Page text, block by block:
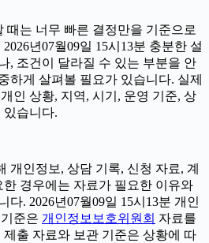
때는 너무 빠른 결정만을 기준으로
년07월09일 15시13분 충분한 설
, 조건이 달라질 수 있는 부분을 안
하게 살펴볼 필요가 있습니다. 실제
인 상황, 지역, 시기, 운영 기준, 상
있습니다.
개인정보, 상담 기록, 신청 자료, 계
경우에는 자료가 필요한 이유와
다. 2026년07월09일 15시13분 개인
준은 개인정보보호위원회 자료를
출 자료와 보관 기준은 상황에 따